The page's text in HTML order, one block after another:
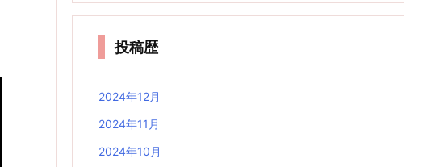
投稿歴
2024年12月
2024年11月
2024年10月